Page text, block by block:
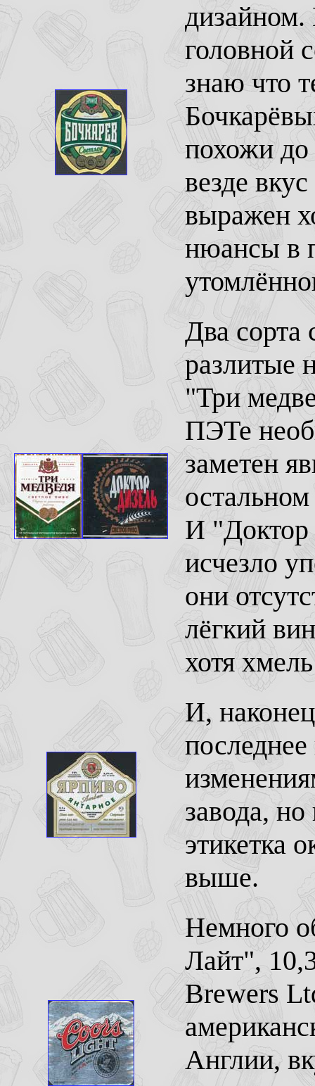
дизайном.
головной
знаю что
похожи
везде
выражен
нюансы в
Два сорта
разлитые
"Три
ПЭТе
заметен
И "Доктор
исчезло
они
лёгкий
хотя
И,
завода,
этикетка
выше.
Немного
Лайт",
Brewers
Англии,